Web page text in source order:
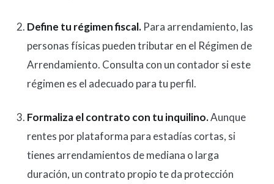
Define tu régimen fiscal. Para arrendamiento, las
personas físicas pueden tributar en el Régimen de
Arrendamiento. Consulta con un contador si este
régimen es el adecuado para tu perfil.
Formaliza el contrato con tu inquilino.Aunque
rentes por plataforma para estadías cortas, si
tienes arrendamientos de mediana o larga
duración, un contrato propio te da protección